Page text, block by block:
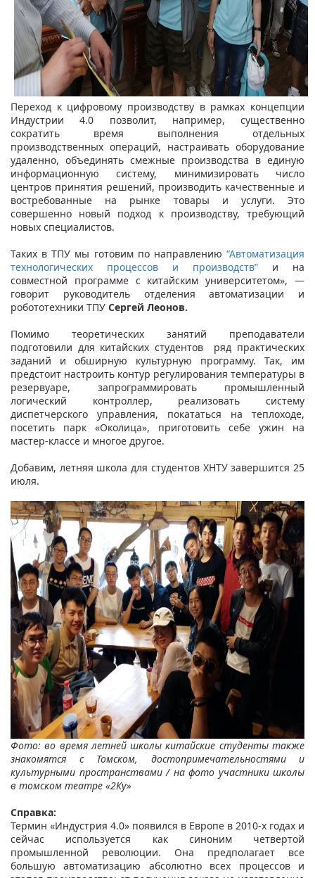
Переход к цифровому производству в рамках концепции
Индустрии 4.0 позволит, например, существенно
сократить время выполнения отдельных
производственных операций, настраивать оборудование
удаленно, объединять смежные производства в единую
информационную систему, минимизировать число
центров принятия решений, производить качественные и
востребованные на рынке товары и услуги. Это
совершенно новый подход к производству, требующий
новых специалистов.
Таких в ТПУ мы готовим по направлению “Автоматизация
технологических процессов и производств” и на
совместной программе с китайским университетом», —
говорит руководитель отделения автоматизации и
робототехники ТПУ Сергей Леонов.
Помимо теоретических занятий преподаватели
подготовили для китайских студентов ряд практических
заданий и обширную культурную программу. Так, им
предстоит настроить контур регулирования температуры в
резервуаре, запрограммировать промышленный
логический контроллер, реализовать систему
диспетчерского управления, покататься на теплоходе,
посетить парк «Околица», приготовить себе ужин на
мастер-классе и многое другое.
Добавим, летняя школа для студентов ХНТУ завершится 25
июля.
Фото: во время летней школы китайские студенты также
знакомятся с Томском, достопримечательностями и
культурными пространствами / на фото участники школы
в томском театре «2Ку»
Справка:
Термин «Индустрия 4.0» появился в Европе в 2010-х годах и
сейчас используется как синоним четвертой
промышленной революции. Она предполагает все
большую автоматизацию абсолютно всех процессов и